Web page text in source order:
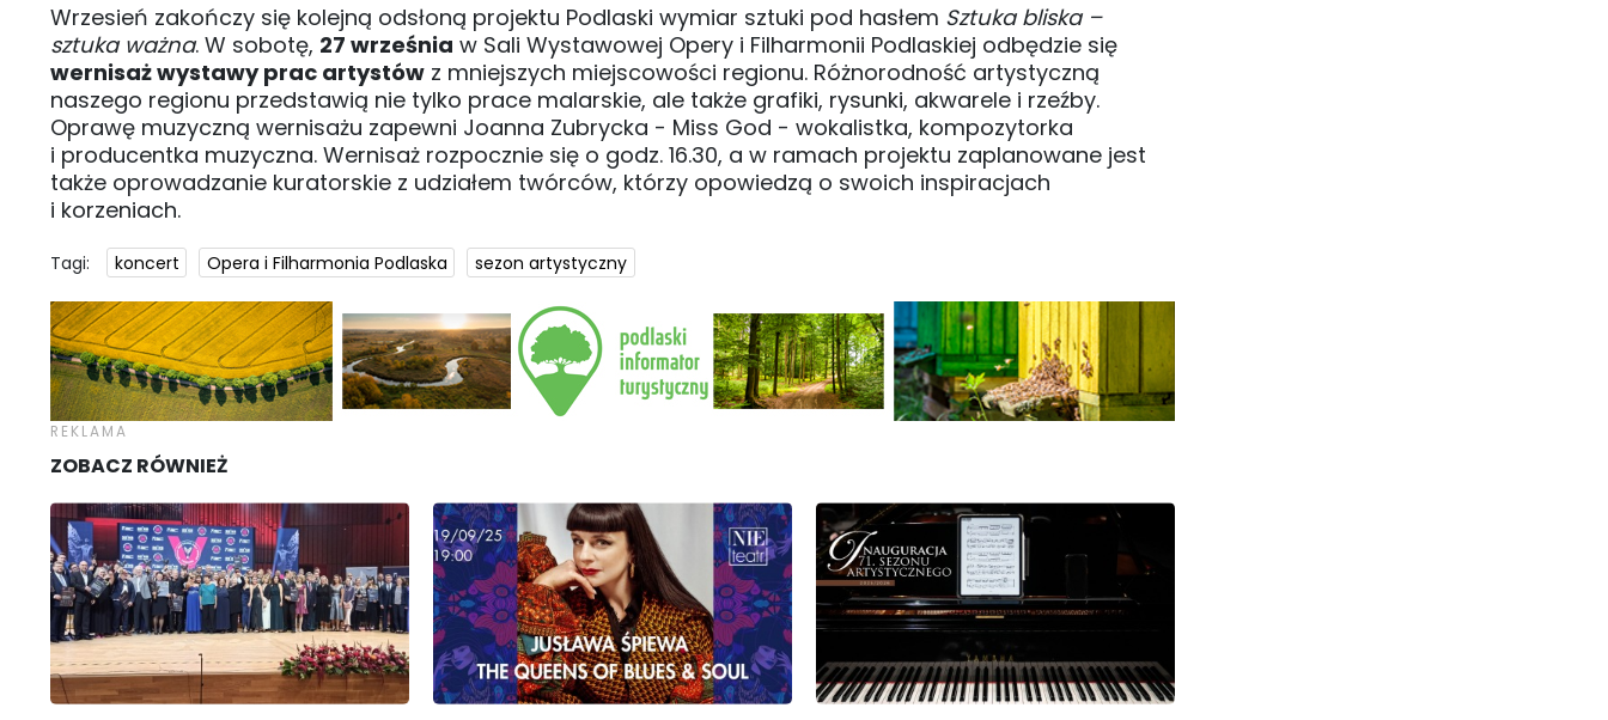
Wrzesień zakończy się kolejną odsłoną projektu Podlaski wymiar sztuki pod hasłem Sztuka bliska –
sztuka ważna. W sobotę, 27 września w Sali Wystawowej Opery i Filharmonii Podlaskiej odbędzie się
wernisaż wystawy prac artystów z mniejszych miejscowości regionu. Różnorodność artystyczną
naszego regionu przedstawią nie tylko prace malarskie, ale także grafiki, rysunki, akwarele i rzeźby.
Oprawę muzyczną wernisażu zapewni Joanna Zubrycka - Miss God - wokalistka, kompozytorka
i producentka muzyczna. Wernisaż rozpocznie się o godz. 16.30, a w ramach projektu zaplanowane jest
także oprowadzanie kuratorskie z udziałem twórców, którzy opowiedzą o swoich inspiracjach
i korzeniach.
Tagi: koncert Opera i Filharmonia Podlaska sezon artystyczny
ZOBACZ RÓWNIEŻ